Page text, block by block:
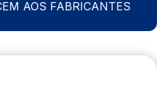
AOS FABRICANTES